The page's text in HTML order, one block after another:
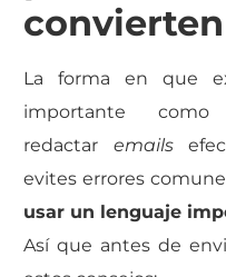
convierten
La forma en que
importante
redactar emails
evites errores
usar un lenguaje
Así que antes de